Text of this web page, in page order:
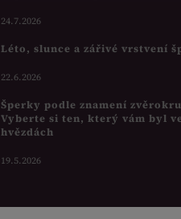
24.7.2026
Léto, slunce a zářivé vrstvení
22.6.2026
Šperky podle znamení
Vyberte si ten, který vám byl
hvězdách
19.5.2026